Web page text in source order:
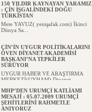
150 YILDIR KAYNAYAN YARAMIZ
: ÇİN İŞGALİNDEKİ DOĞU
TÜRKİSTAN
Mete YAVUZ( yenişafak.com) İkinci
Dünya Sa...
ÇİN’İN UYGUR POLİTİKALARINI
ÖVEN DİYANET AKADEMİSİ
BAŞKANI’NA TEPKİLER
SÜRÜYOR
UYGUR HABER VE ARAŞTIRMA
MERKEZİ(UYHAM) Diyanet
MHP’DEN URUMÇİ KATLİAMI
MESAJİ : 05.07.2009 URUMÇİ
ŞEHİTLERİNİ RAHMETLE
ANIYORUZ